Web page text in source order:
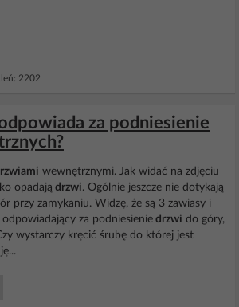
2202
za podniesienie
wewnętrznymi. Jak widać na zdjęciu
opadają drzwi. Ogólnie jeszcze nie dotykają
przy zamykaniu. Widzę, że są 3 zawiasy i
odpowiadający za podniesienie drzwi do góry,
wystarczy kręcić śrubę do której jest